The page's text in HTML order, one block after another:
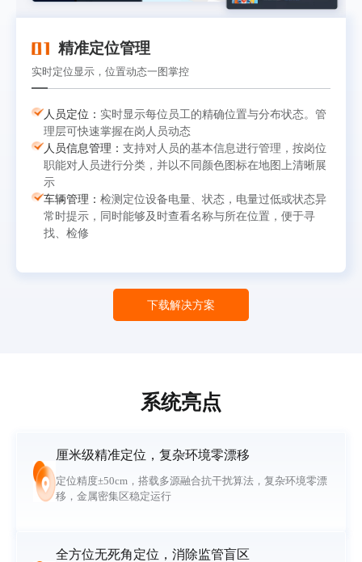
精准定位管理
实时定位显示，位置动态一图掌控
人员定位： 实时显示每位员工的精确位置与分布状态。管
理层可快速掌握在岗人员动态
人员信息管理： 支持对人员的基本信息进行管理，按岗位
职能对人员进行分类，并以不同颜色图标在地图上清晰展
示
车辆管理： 检测定位设备电量、状态，电量过低或状态异
常时提示，同时能够及时查看名称与所在位置，便于寻
找、检修
下载解决方案
系统亮点
厘米级精准定位，复杂环境零漂移
定位精度±50cm，搭载多源融合抗干扰算法，复杂环境零漂
移，金属密集区稳定运行
全方位无死角定位，消除监管盲区